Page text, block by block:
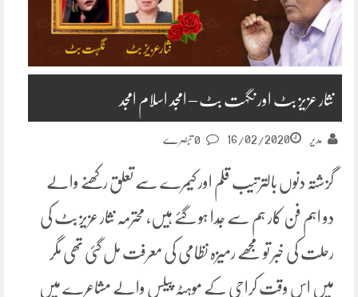
نثار عزیز بٹ اور نگہت بٹ – امجد اسلام امجد
مدیر 16/02/2020
گزشتہ دنوں بالترتیب قلم اور کیمرے سے تعلق رکھنے والے
دو اہم فن کار ہم سے جُدا ہو گئے ہیں، محترمہ نثار عزیز بٹ کی
رحلت کی خبر تو مجھے رمیزہ نظامی کی معرفت مل گئی تھی مگر
میں اس وقت کراچی کے موہٹہ پیلس والے مشاعرے میں